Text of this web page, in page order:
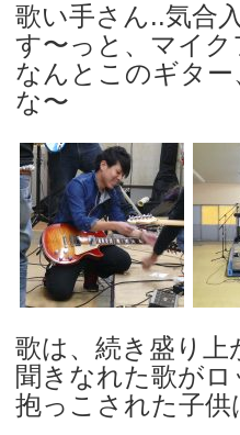
歌い手さん..気合
す〜っと、マイ
なんとこのギタ
な〜
歌は、続き盛り上
聞きなれた歌が
抱っこされた子